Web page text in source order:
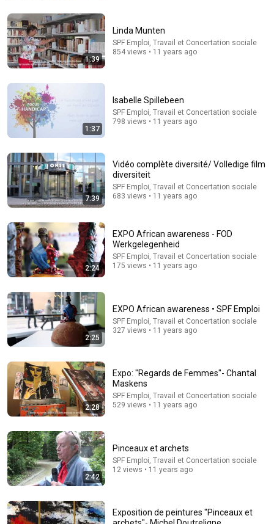
Ma sœur a appelé à 7h30 : "Papa est MORT la nuit
dernière. TU N'AURAS RIEN" — Mon père était...
Familles en Ruine
New
Webinar V&G op het werk en klimaatsverandering -
Webinaire S&S au travail et changement climatique
SPF Emploi, Travail et Concertation sociale
avec Farid El Machaoud
Stephanie Reniers FR • 4.2K views
1:39
Linda Munten
SPF Emploi, Travail et Concertation sociale
854 views • 11 years ago
1:37
Isabelle Spillebeen
SPF Emploi, Travail et Concertation sociale
798 views • 11 years ago
7:39
Vidéo complète diversité/ Volledige film
diversiteit
SPF Emploi, Travail et Concertation sociale
683 views • 11 years ago
2:24
EXPO African awareness - FOD
Werkgelegenheid
SPF Emploi, Travail et Concertation sociale
175 views • 11 years ago
2:25
EXPO African awareness • SPF Emploi
SPF Emploi, Travail et Concertation sociale
327 views • 11 years ago
2:28
Expo: "Regards de Femmes"- Chantal
Maskens
SPF Emploi, Travail et Concertation sociale
529 views • 11 years ago
2:42
Pinceaux et archets
SPF Emploi, Travail et Concertation sociale
12 views • 11 years ago
Exposition de peintures "Pinceaux et